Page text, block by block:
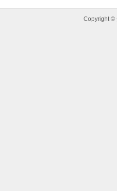
Copyright ©